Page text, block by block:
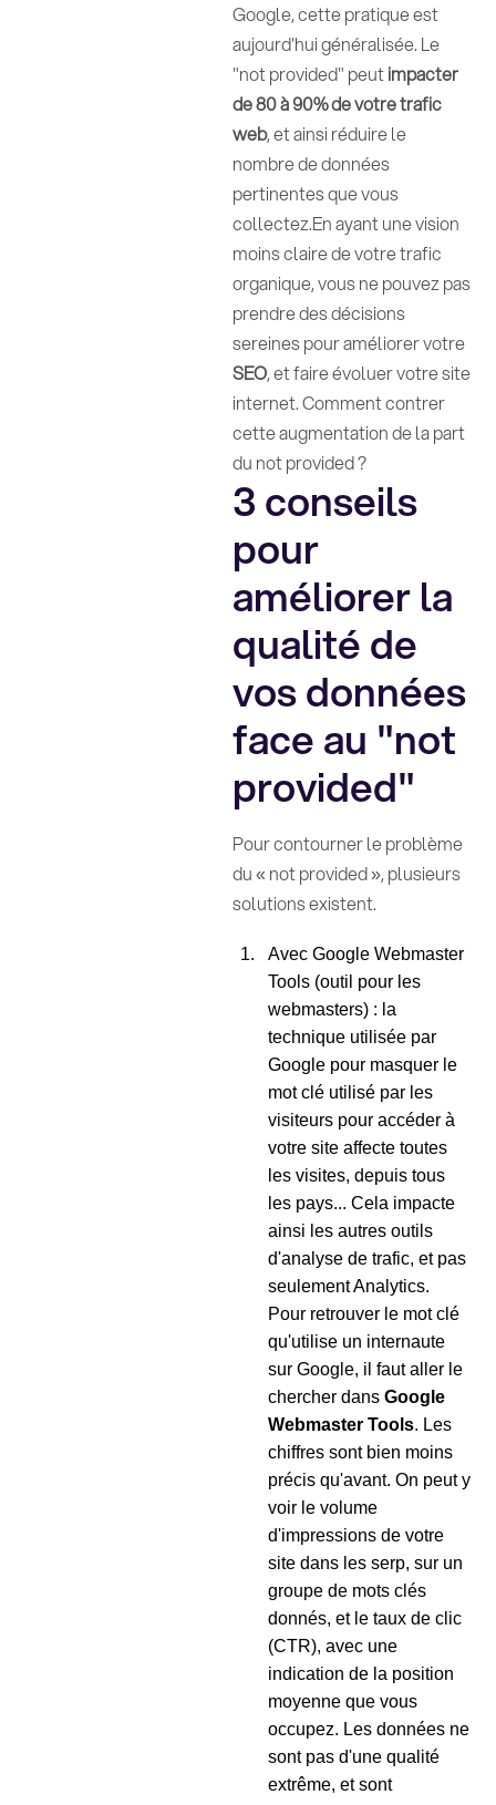
Google, cette pratique est
aujourd'hui généralisée. Le
"not provided" peutimpacter
de 80 à 90% de votre trafic
web, et ainsi réduire le
nombre de données
pertinentes que vous
collectez.En ayant une vision
moins claire de votre trafic
organique, vous ne pouvez pas
prendre des décisions
sereines pour améliorer votre
SEO, et faire évoluer votre site
internet. Comment contrer
cette augmentation de la part
du not provided ?
3 conseils
pour
améliorer la
qualité de
vos données
face au "not
provided"
Pour contourner le problème
du « not provided », plusieurs
solutions existent.
Avec Google Webmaster
Tools (outil pour les
webmasters) : la
technique utilisée par
Google pour masquer le
mot clé utilisé par les
visiteurs pour accéder à
votre site affecte toutes
les visites, depuis tous
les pays... Cela impacte
ainsi les autres outils
d'analyse de trafic, et pas
seulement Analytics.
Pour retrouver le mot clé
qu'utilise un internaute
sur Google, il faut aller le
chercher dansGoogle
Webmaster Tools. Les
chiffres sont bien moins
précis qu'avant. On peut y
voir le volume
d'impressions de votre
site dans les serp, sur un
groupe de mots clés
donnés, et le taux de clic
(CTR), avec une
indication de la position
moyenne que vous
occupez. Les données ne
sont pas d'une qualité
extrême, et sont